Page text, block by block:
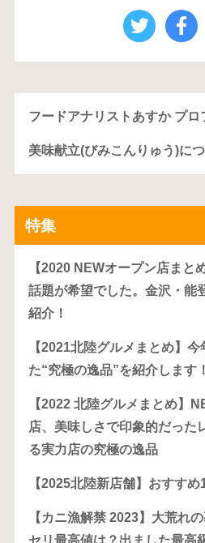
フードアナリストあすか プロ
美味献立(びみこんりゅう)に
特集
【2020 NEWオープン店まと
話題が希望でした。金沢・能
紹介！
【2021北陸グルメまとめ】
た“究極の逸品”を紹介します
【2022 北陸グルメまとめ】
店、美味しさで印象的だった
る実力店の究極の逸品
【2025北陸新店舗】おすすめ
【カニ漁解禁 2023】大荒れ
セリ最高値は？出ました最高